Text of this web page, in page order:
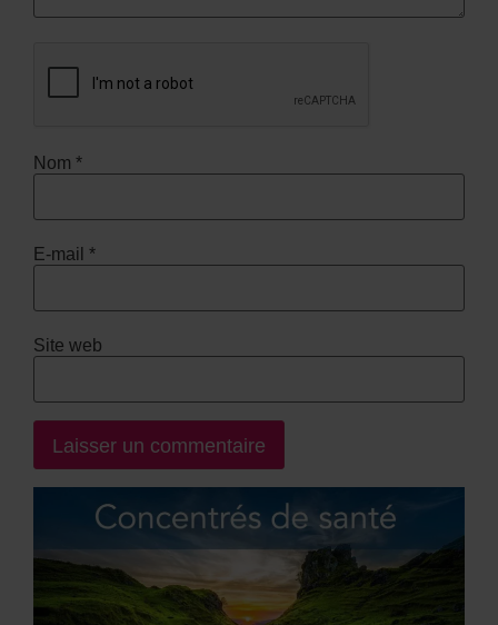
Nom *
E-mail *
Site web